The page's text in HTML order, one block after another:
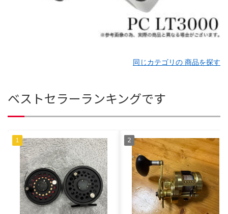
同じカテゴリの 商品を探す
ベストセラーランキングです